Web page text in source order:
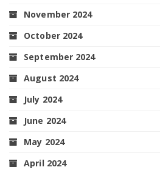
November 2024
October 2024
September 2024
August 2024
July 2024
June 2024
May 2024
April 2024